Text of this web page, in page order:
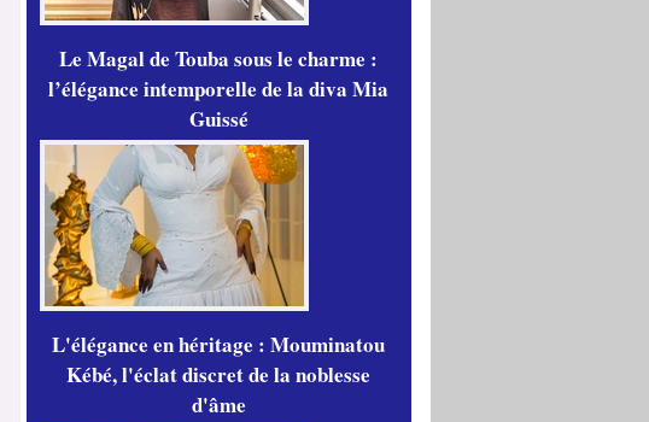
Le Magal de Touba sous le charme :
l’élégance intemporelle de la diva Mia
Guissé
L'élégance en héritage : Mouminatou
Kébé, l'éclat discret de la noblesse
d'âme